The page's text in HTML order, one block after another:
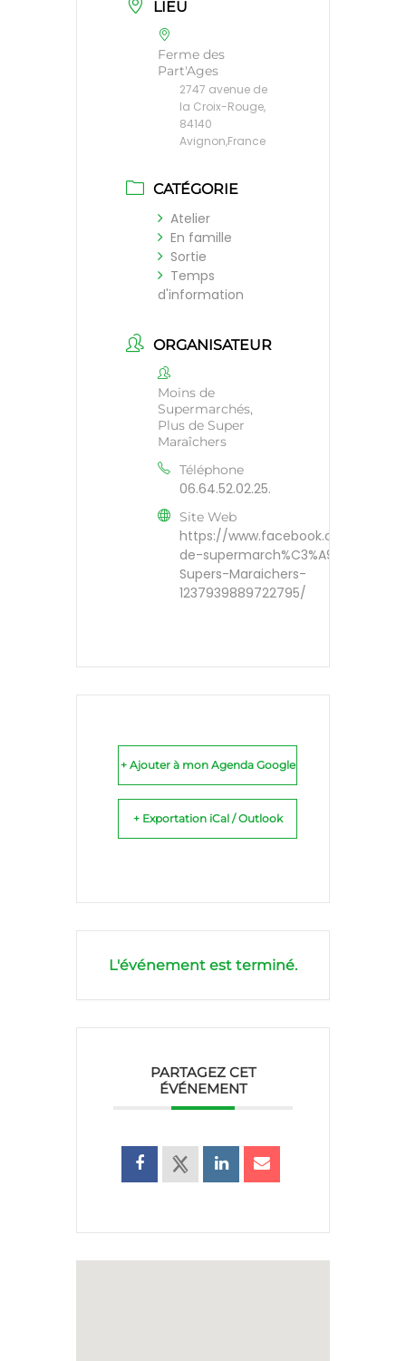
LIEU
Ferme des
Part'Ages
2747 avenue de
la Croix-Rouge,
84140
Avignon,France
CATÉGORIE
Atelier
En famille
Sortie
Temps
d'information
ORGANISATEUR
Moins de
Supermarchés,
Plus de Super
Maraîchers
Téléphone
06.64.52.02.25.
Site Web
https://www.facebook.com/Moins-
de-supermarch%C3%A9-Plus-de-
Supers-Maraichers-
1237939889722795/
+ Ajouter à mon Agenda Google
+ Exportation iCal / Outlook
L'événement est terminé.
PARTAGEZ CET
ÉVÉNEMENT